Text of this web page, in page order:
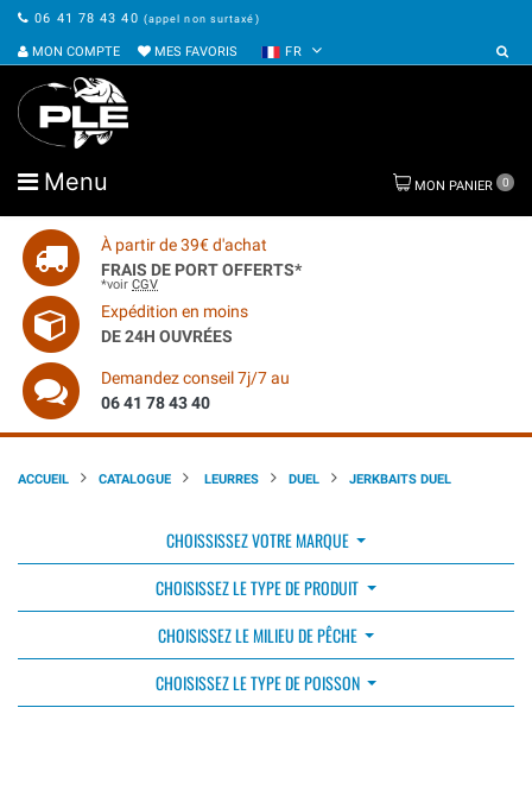
06 41 78 43 40 (appel non surtaxé)
MON COMPTE MES FAVORIS FR
Menu MON PANIER 0
À partir de 39€ d'achat
FRAIS DE PORT OFFERTS*
*voir CGV
Expédition en moins
DE 24H OUVRÉES
Demandez conseil 7j/7 au
06 41 78 43 40
ACCUEIL CATALOGUE LEURRES DUEL JERKBAITS DUEL
CHOISSISSEZ VOTRE MARQUE
CHOISISSEZ LE TYPE DE PRODUIT
CHOISISSEZ LE MILIEU DE PÊCHE
CHOISISSEZ LE TYPE DE POISSON